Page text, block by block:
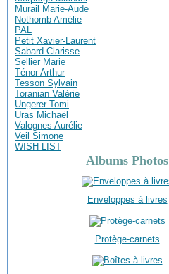
Murail Marie-Aude
Nothomb Amélie
PAL
Petit Xavier-Laurent
Sabard Clarisse
Sellier Marie
Ténor Arthur
Tesson Sylvain
Toranian Valérie
Ungerer Tomi
Uras Michaël
Valognes Aurélie
Veil Simone
WISH LIST
Albums Photos
Enveloppes à livres
Protège-carnets